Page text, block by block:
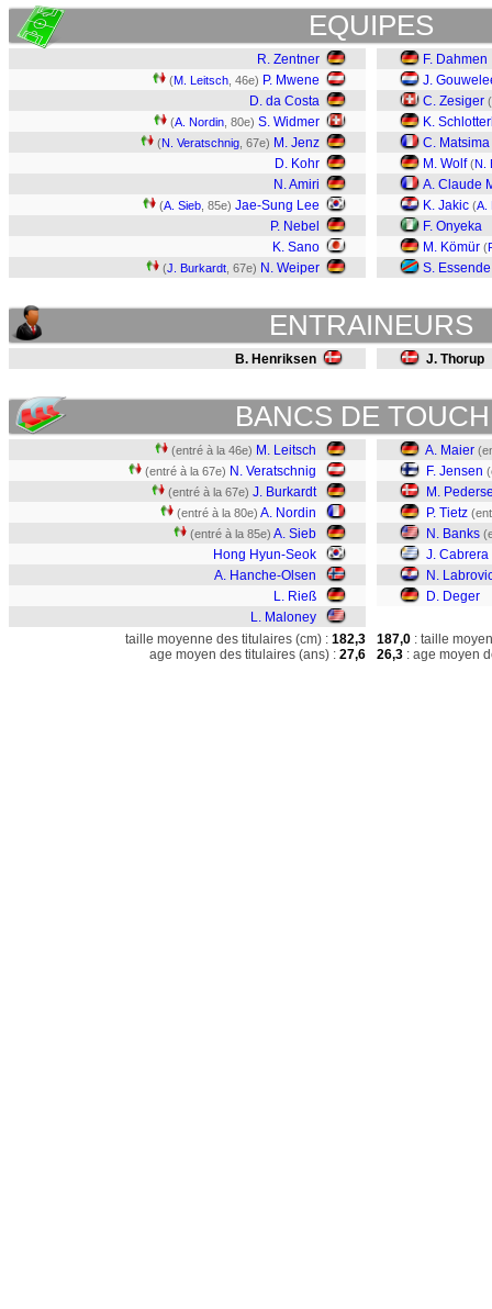
EQUIPES
R. Zentner
(M. Leitsch , 46e) P. Mwene
D. da Costa
(A. Nordin , 80e) S. Widmer
(N. Veratschnig , 67e) M. Jenz
D. Kohr
N. Amiri
(A. Sieb , 85e) Jae-Sung Lee
P. Nebel
K. Sano
(J. Burkardt , 67e) N. Weiper
F. Dahmen
J.
C. Zesiger (
K.
C. Matsima
M. Wolf (N.
A. Claude
K. Jakic (A.
F. Onyeka
M. Kömür (
S. Essende
ENTRAINEURS
B. Henriksen J. Thorup
BANCS DE
(entré à la 46e) M. Leitsch
(entré à la 67e) N. Veratschnig
(entré à la 67e) J. Burkardt
(entré à la 80e) A. Nordin
(entré à la 85e) A. Sieb
Hong Hyun-Seok
A. Hanche-Olsen
L. Rieß
L. Maloney
A. Maier
F. Jensen
M.
P. Tietz
N. Banks
J. Cabrera
N.
D. Deger
taille moyenne des titulaires (cm) : 182,3
age moyen des titulaires (ans) : 27,6
187,0 : taille
26,3 : age moyen